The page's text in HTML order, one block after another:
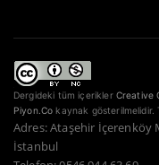
Dergideki tüm içerikler Creative
Piyon.Co kaynak gösterilmelidir.
Adres: Ataşehir İçerenköy
İstanbul